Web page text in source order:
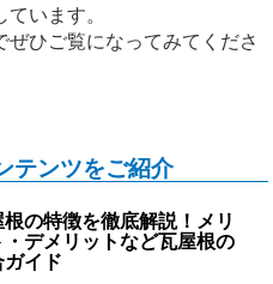
います。
ひご覧になってみてくださ
テンツをご紹介
根の特徴を徹底解説！メリ
・デメリットなど瓦屋根の
ガイド